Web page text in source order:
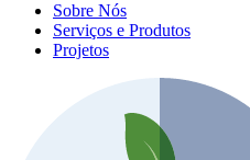
Sobre Nós
Serviços e Produtos
Projetos